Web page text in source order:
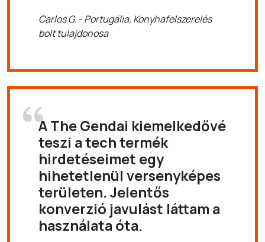
Carlos G. - Portugália, Konyhafelszerelés
bolt tulajdonosa
A The Gendai kiemelkedővé
teszi a tech termék
hirdetéseimet egy
hihetetlenül versenyképes
területen. Jelentős
konverzió javulást láttam a
használata óta.